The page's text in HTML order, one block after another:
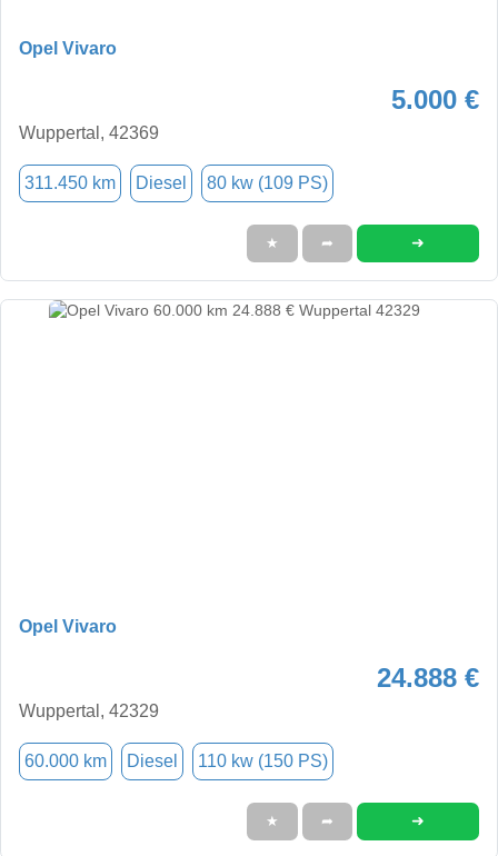
Opel Vivaro
5.000 €
Wuppertal, 42369
311.450 km Diesel 80 kw (109 PS)
★ ➦ ➜
Opel Vivaro
24.888 €
Wuppertal, 42329
60.000 km Diesel 110 kw (150 PS)
★ ➦ ➜